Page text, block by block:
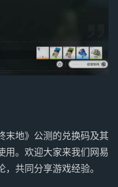
末地》公测的兑换码及其
用。欢迎大家来我们网易
共同分享游戏经验。